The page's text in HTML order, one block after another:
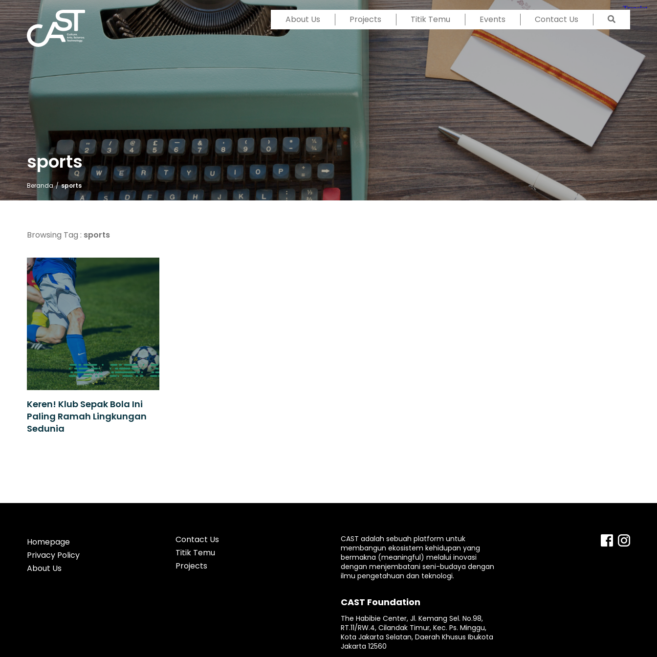
About Us Projects Titik Temu Events Contact Us
sports
Beranda / sports
Browsing Tag : sports
Keren! Klub Sepak Bola Ini
Paling Ramah Lingkungan
Sedunia
Homepage
Privacy Policy
About Us
Contact Us
Titik Temu
Projects
CAST adalah sebuah platform untuk
membangun ekosistem kehidupan yang
bermakna (meaningful) melalui inovasi
dengan menjembatani seni-budaya dengan
ilmu pengetahuan dan teknologi.
CAST Foundation
The Habibie Center, Jl. Kemang Sel. No.98,
RT.11/RW.4, Cilandak Timur, Kec. Ps. Minggu,
Kota Jakarta Selatan, Daerah Khusus Ibukota
Jakarta 12560